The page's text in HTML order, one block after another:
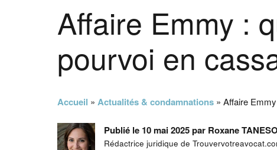
Affaire Emmy :
pourvoi en
Accueil » Actualités & condamnations »Affaire
Publié le 10 mai 2025 par Roxane TANESO
Rédactrice juridique de